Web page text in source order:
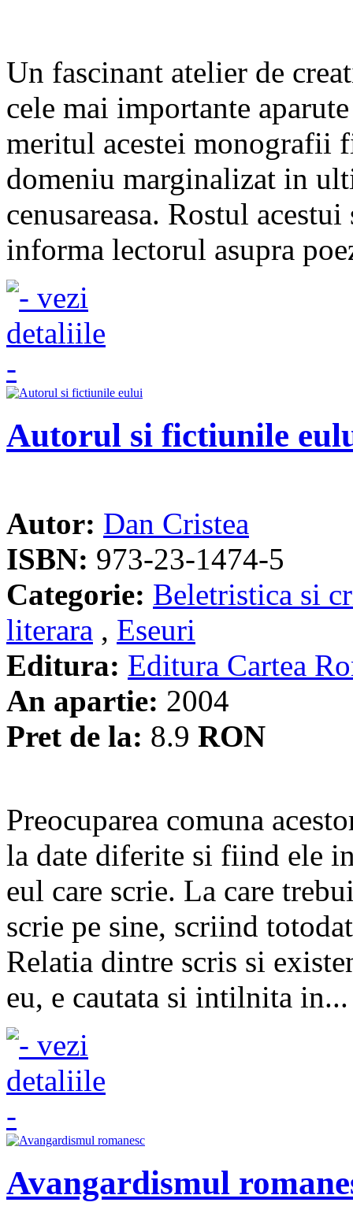
Un fascinant atelier de
cele mai importante
meritul acestei monografii
domeniu marginalizat in
cenusareasa. Rostul
informa lectorul asupra
Autorul si fictiunile
Autor: Dan Cristea
ISBN: 973-23-1474-5
Categorie: Beletristica si
literara , Eseuri
Editura: Editura Cartea
An apartie: 2004
Pret de la: 8.9 RON
Preocuparea comuna
la date diferite si fiind ele
eul care scrie. La care
scrie pe sine, scriind
Relatia dintre scris si
eu, e cautata si intilnita in...
Avangardismul